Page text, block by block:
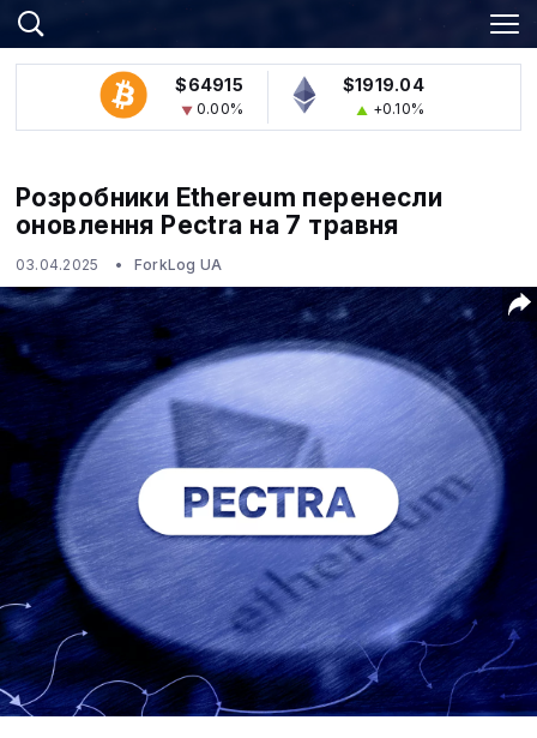
$64915
0.00%
$1919.04
+0.10%
Розробники Ethereum перенесли
оновлення Pectra на 7 травня
03.04.2025 ForkLog UA